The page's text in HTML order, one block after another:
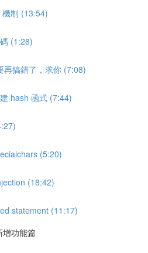
制 (13:54)
(1:28)
再搞錯了，求你 (7:08)
hash 函式 (7:44)
(5:20)
(18:42)
statement (11:17)
增功能篇